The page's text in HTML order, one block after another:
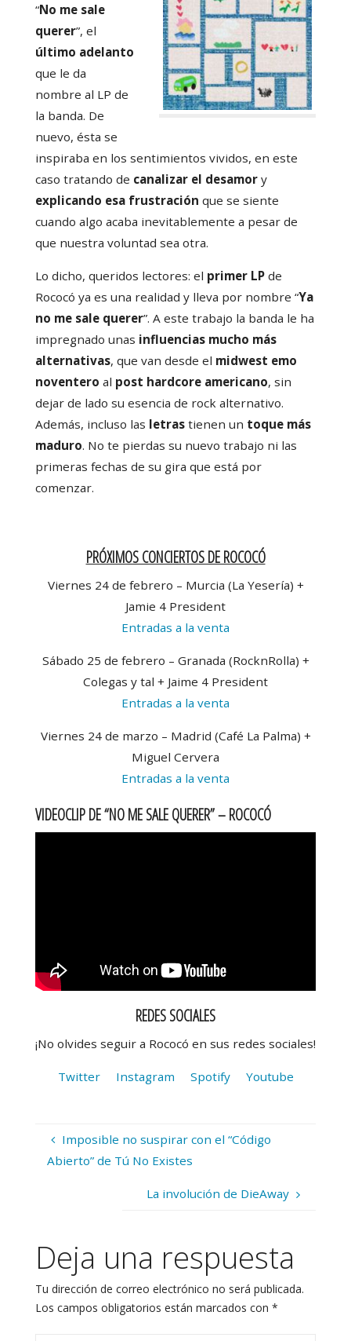
“No me sale
querer”, el
último adelanto
que le da
nombre al LP de
la banda. De
nuevo, ésta se
inspiraba en los sentimientos vividos, en este
caso tratando de canalizar el desamory
explicando esa frustración que se siente
cuando algo acaba inevitablemente a pesar de
que nuestra voluntad sea otra.
Lo dicho, queridos lectores: el primer LPde
Rococó ya es una realidad y lleva por nombre “Ya
no me sale querer”. A este trabajo la banda le ha
impregnado unas influencias mucho más
alternativas, que van desde el midwest emo
noventero al post hardcore americano, sin
dejar de lado su esencia de rock alternativo.
Además, incluso las letrastienen un toque más
maduro. No te pierdas su nuevo trabajo ni las
primeras fechas de su gira que está por
comenzar.
PRÓXIMOS CONCIERTOS DE ROCOCÓ
Viernes 24 de febrero – Murcia (La Yesería) +
Jamie 4 President
Entradas a la venta
Sábado 25 de febrero – Granada (RocknRolla) +
Colegas y tal + Jaime 4 President
Entradas a la venta
Viernes 24 de marzo – Madrid (Café La Palma) +
Miguel Cervera
Entradas a la venta
VIDEOCLIP DE “NO ME SALE QUERER” – ROCOCÓ
REDES SOCIALES
¡No olvides seguir a Rococó en sus redes sociales!
Twitter Instagram Spotify Youtube
Imposible no suspirar con el “Código
Abierto” de Tú No Existes
La involución de DieAway
Deja una respuesta
Tu dirección de correo electrónico no será publicada.
Los campos obligatorios están marcados con *